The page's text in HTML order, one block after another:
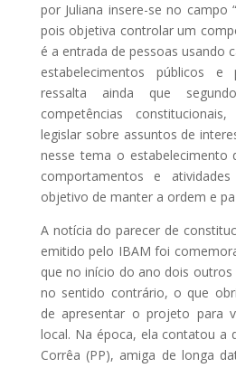
por Juliana insere-se no campo
pois objetiva controlar um
é a entrada de pessoas usando
estabelecimentos públicos e
ressalta ainda que
competências
legislar sobre assuntos de
nesse tema o estabelecimento
comportamentos e
objetivo de manter a ordem e
A notícia do parecer de
emitido pelo IBAM foi
que no início do ano dois
no sentido contrário, o que
de apresentar o projeto para
local. Na época, ela contatou a
Corrêa (PP), amiga de longa